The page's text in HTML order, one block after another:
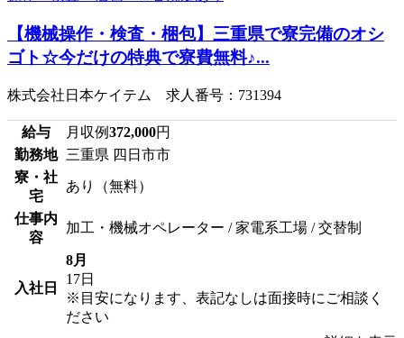
【機械操作・検査・梱包】三重県で寮完備のオシ
ゴト☆今だけの特典で寮費無料♪...
株式会社日本ケイテム 求人番号：731394
給与 月収例372,000円
勤務地 三重県 四日市市
寮・社
宅
あり（無料）
仕事内
容
加工・機械オペレーター / 家電系工場 / 交替制
入社日
8月
17日
※目安になります、表記なしは面接時にご相談く
ださい